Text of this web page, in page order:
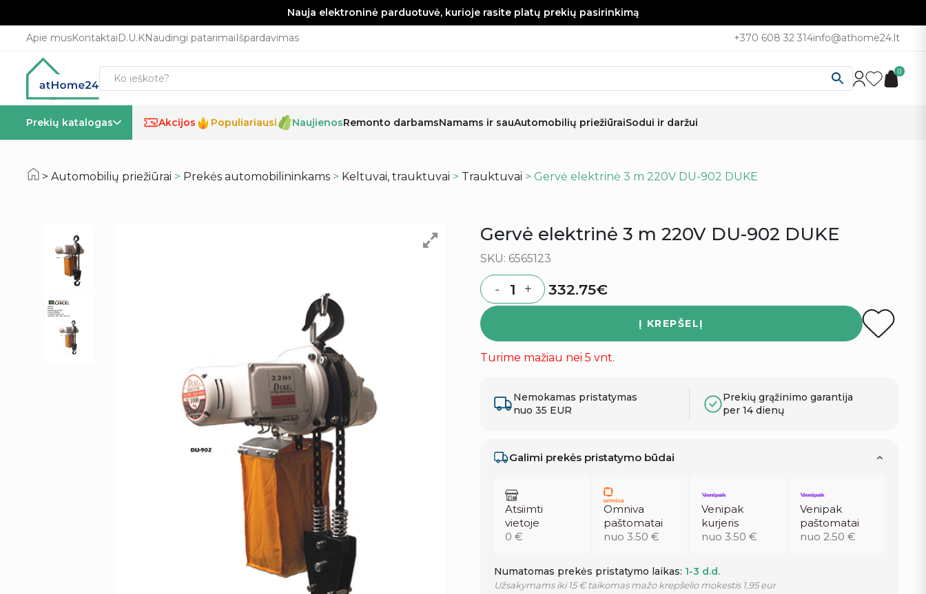
Nauja elektroninė parduotuvė, kurioje rasite platų prekių pasirinkimą
Apie musKontaktaiD.U.KNaudingi patarimaiIšpardavimas +370 608 32 314info@athome24.lt
0
Prekių katalogas % Akcijos Populiariausi NaujienosRemonto darbamsNamams ir sauAutomobilių priežiūraiSodui ir daržui
Automobilių priežiūrai > Prekės automobilininkams > Keltuvai, trauktuvai > Trauktuvai > Gervė elektrinė 3 m 220V DU-902 DUKE
Gervė elektrinė 3 m 220V DU-902 DUKE
SKU: 6565123
Quantity
- + 332.75€
Į KREPŠELĮ
Turime mažiau nei 5 vnt.
Nemokamas pristatymas
nuo 35 EUR
Prekių grąžinimo garantija
per 14 dienų
Galimi prekės pristatymo būdai
Atsiimti
vietoje
0 €
Omniva
paštomatai
nuo 3.50 €
Venipak
kurjeris
nuo 3.50 €
Venipak
paštomatai
nuo 2.50 €
Numatomas prekės pristatymo laikas: 1-3 d.d.
Užsakymams iki 15 € taikomas mažo krepšelio mokestis 1,95 eur